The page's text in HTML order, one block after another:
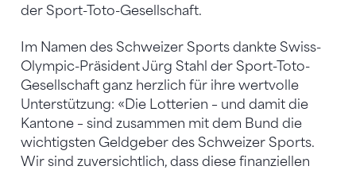
der Sport-Toto-Gesellschaft.
Im Namen des Schweizer Sports dankte Swiss-
Olympic-Präsident Jürg Stahl der Sport-Toto-
Gesellschaft ganz herzlich für ihre wertvolle
Unterstützung: «Die Lotterien – und damit die
Kantone – sind zusammen mit dem Bund die
wichtigsten Geldgeber des Schweizer Sports.
Wir sind zuversichtlich, dass diese finanziellen